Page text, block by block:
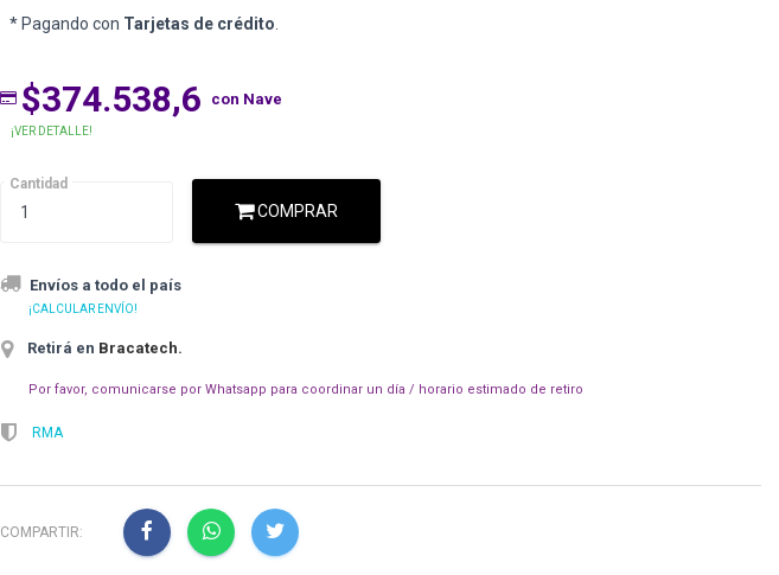
* Pagando con Tarjetas de crédito
$374.538,6 con Nave
¡VER DETALLE!
Cantidad
COMPRAR
Envíos a todo el país
¡CALCULAR ENVÍO!
Retirá en Bracatech.
Por favor, comunicarse por Whatsapp para coordinar un día / horario estimado de retiro
RMA
COMPARTIR: